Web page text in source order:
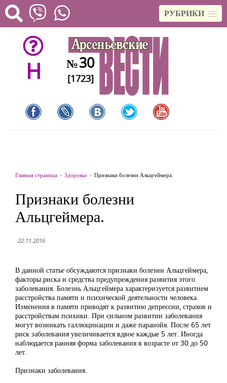
РУБРИКИ
H №30
[1723]
Главная страница Здоровье Признаки болезни Альцгеймера.
Признаки болезни
Альцгеймера.
22.11.2016
В данной статье обсуждаются признаки болезни Альцгеймера,
факторы риска и средства предупреждения развития этого
заболевания. Болезнь Альцгеймера характеризуется развитием
расстройства памяти и психической деятельности человека.
Изменения в памяти приводят к развитию депрессии, страхов и
расстройствам психики. При сильном развитии заболевания
могут возникать галлюцинации и даже паранойя. После 65 лет
риск заболевания увеличивается вдвое каждые 5 лет. Иногда
наблюдается ранняя форма заболевания в возрасте от 30 до 50
лет.
Признаки заболевания.